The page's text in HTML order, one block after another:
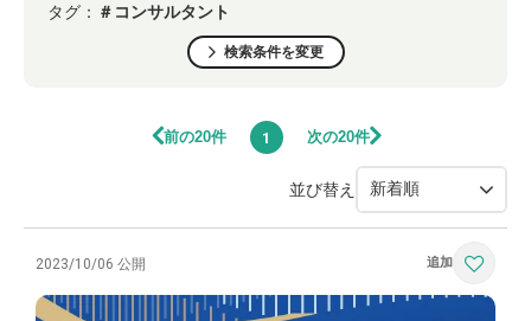
タグ： ＃コンサルタント
検索条件を変更
前の20件 1 次の20件
並び替え
2023/10/06 公開